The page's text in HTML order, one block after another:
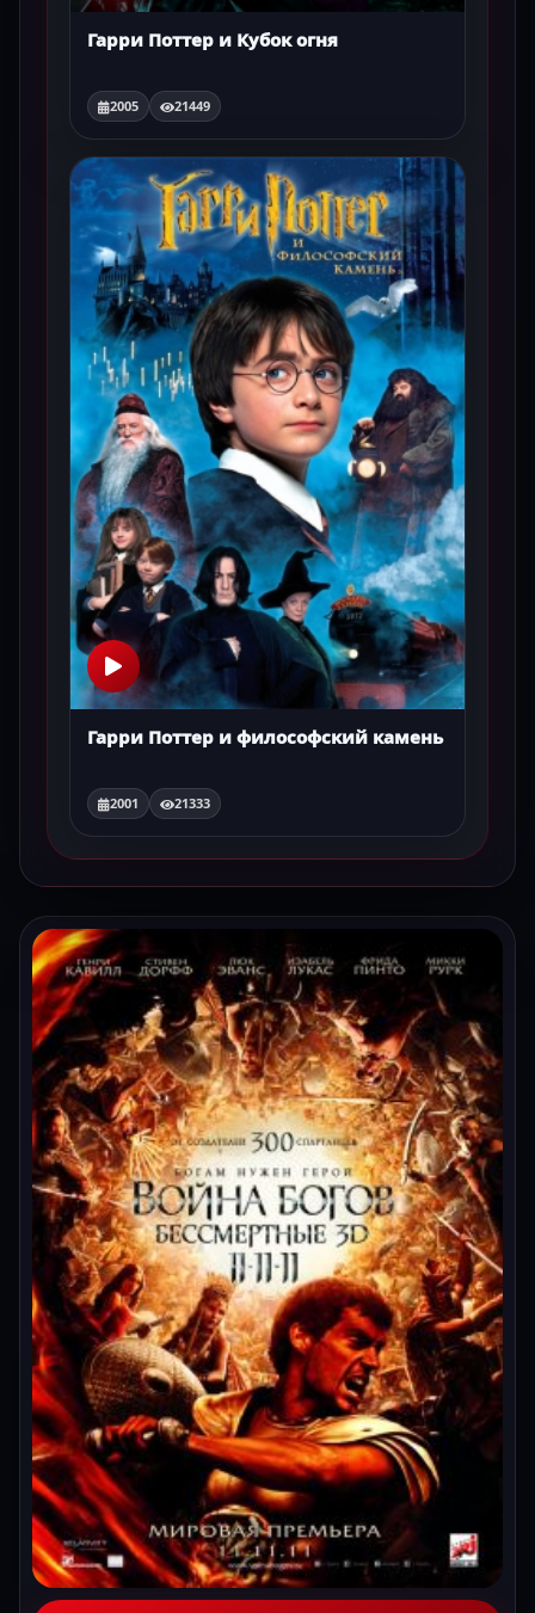
Гарри Поттер и Кубок огня
2005 21449
Гарри Поттер и философский камень
2001 21333